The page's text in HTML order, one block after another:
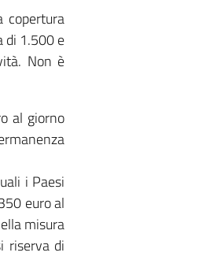
di 1.500 e
Non è
al giorno
i Paesi
euro al
misura
riserva di